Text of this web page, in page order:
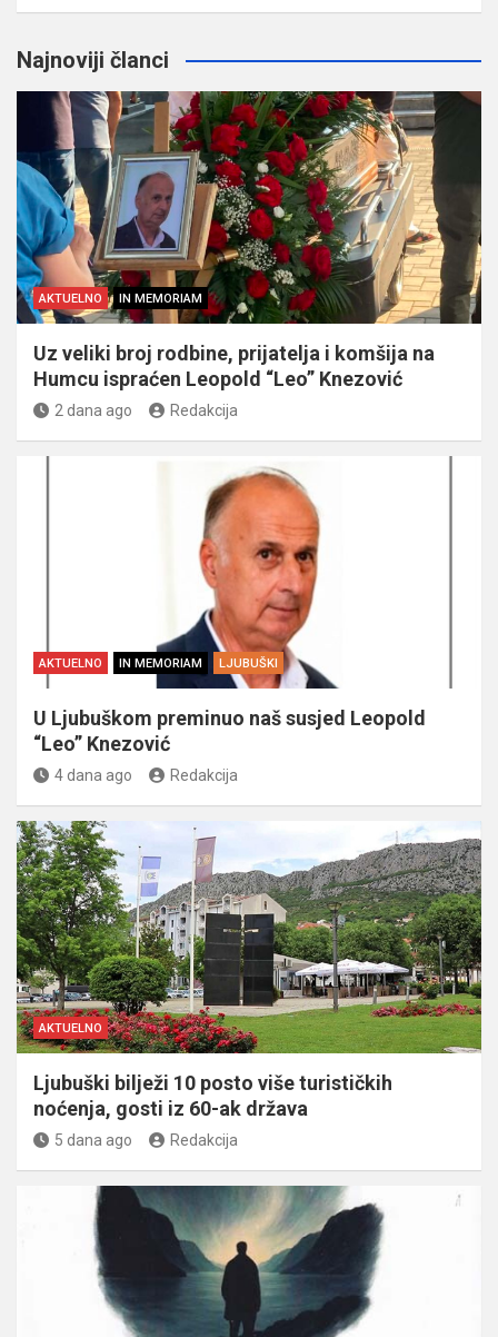
Najnoviji članci
AKTUELNO IN MEMORIAM
Uz veliki broj rodbine, prijatelja i komšija na
Humcu ispraćen Leopold “Leo” Knezović
2 dana ago Redakcija
AKTUELNO IN MEMORIAM LJUBUŠKI
U Ljubuškom preminuo naš susjed Leopold
“Leo” Knezović
4 dana ago Redakcija
AKTUELNO
Ljubuški bilježi 10 posto više turističkih
noćenja, gosti iz 60-ak država
5 dana ago Redakcija